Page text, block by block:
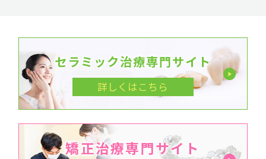
セラミック治療専門サイト
詳しくはこちら
矯正治療専門サイト